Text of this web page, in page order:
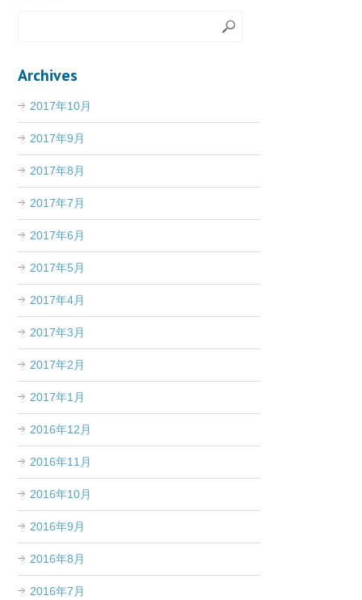
Archives
2017年10月
2017年9月
2017年8月
2017年7月
2017年6月
2017年5月
2017年4月
2017年3月
2017年2月
2017年1月
2016年12月
2016年11月
2016年10月
2016年9月
2016年8月
2016年7月